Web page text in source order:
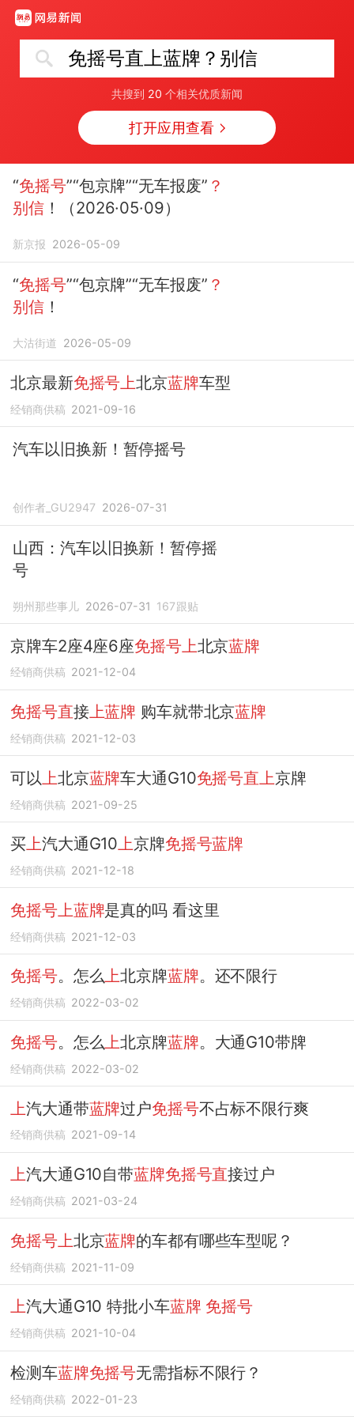
免摇号直上蓝牌？别信
共搜到 20 个相关优质新闻
打开应用查看
“免摇号”“包京牌”“无车报废” ？
别信 ！（2026·05·09）
新京报 2026-05-09
“免摇号”“包京牌”“无车报废” ？
别信 ！
大沽街道 2026-05-09
北京最新免摇号上北京蓝牌车型
经销商供稿 2021-09-16
汽车以旧换新！暂停摇号
创作者_GU2947 2026-07-31
山西：汽车以旧换新！暂停摇
号
朔州那些事儿 2026-07-31 167跟贴
京牌车2座4座6座免摇号上北京蓝牌
经销商供稿 2021-12-04
免摇号直接上蓝牌 购车就带北京蓝牌
经销商供稿 2021-12-03
可以 上北京蓝牌车大通G10免摇号直上京牌
经销商供稿 2021-09-25
买上汽大通G10上京牌免摇号蓝牌
经销商供稿 2021-12-18
免摇号上蓝牌是真的吗 看这里
经销商供稿 2021-12-03
免摇号。怎么上北京牌蓝牌。还不限行
经销商供稿 2022-03-02
免摇号。怎么 上北京牌蓝牌。大通G10带牌
经销商供稿 2022-03-02
上汽大通带蓝牌过户免摇号不占标不限行爽
经销商供稿 2021-09-14
上汽大通G10自带蓝牌免摇号直接过户
经销商供稿 2021-03-24
免摇号上北京蓝牌的车都有哪些车型呢？
经销商供稿 2021-11-09
上汽大通G10 特批小车蓝牌 免摇号
经销商供稿 2021-10-04
检测车蓝牌免摇号无需指标不限行？
经销商供稿 2022-01-23